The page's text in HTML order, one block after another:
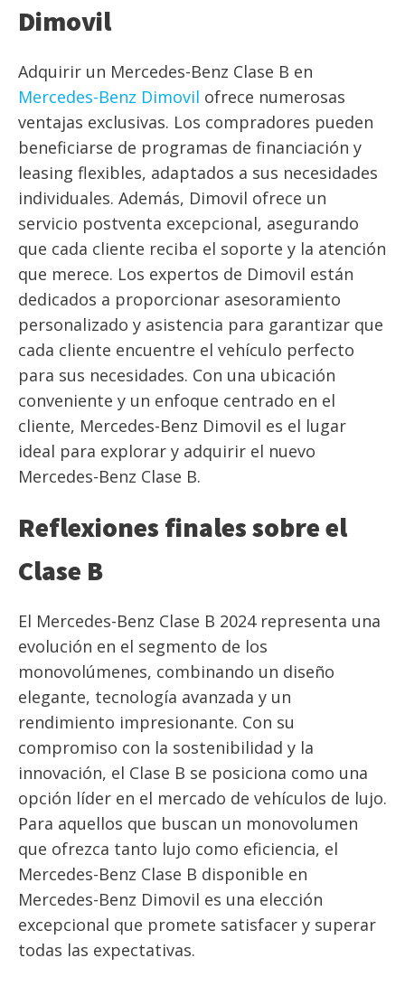
Dimovil
Adquirir un Mercedes-Benz Clase B en
Mercedes-Benz Dimovil ofrece numerosas
ventajas exclusivas. Los compradores pueden
beneficiarse de programas de financiación y
leasing flexibles, adaptados a sus necesidades
individuales. Además, Dimovil ofrece un
servicio postventa excepcional, asegurando
que cada cliente reciba el soporte y la atención
que merece. Los expertos de Dimovil están
dedicados a proporcionar asesoramiento
personalizado y asistencia para garantizar que
cada cliente encuentre el vehículo perfecto
para sus necesidades. Con una ubicación
conveniente y un enfoque centrado en el
cliente, Mercedes-Benz Dimovil es el lugar
ideal para explorar y adquirir el nuevo
Mercedes-Benz Clase B.
Reflexiones finales sobre el
Clase B
El Mercedes-Benz Clase B 2024 representa una
evolución en el segmento de los
monovolúmenes, combinando un diseño
elegante, tecnología avanzada y un
rendimiento impresionante. Con su
compromiso con la sostenibilidad y la
innovación, el Clase B se posiciona como una
opción líder en el mercado de vehículos de lujo.
Para aquellos que buscan un monovolumen
que ofrezca tanto lujo como eficiencia, el
Mercedes-Benz Clase B disponible en
Mercedes-Benz Dimovil es una elección
excepcional que promete satisfacer y superar
todas las expectativas.